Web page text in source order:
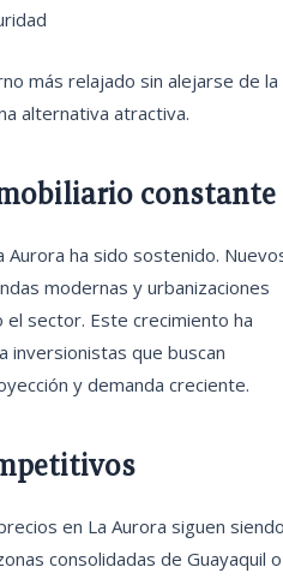
más relajado sin alejarse de la
alternativa atractiva.
constante
Aurora ha sido sostenido.
modernas y urbanizaciones
sector. Este crecimiento ha
inversionistas que buscan
y demanda creciente.
en La Aurora siguen
consolidadas de Guayaquil o